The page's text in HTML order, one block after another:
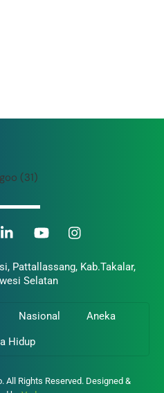
Pattallassang, Kab.Takalar,
Selatan
Nasional Aneka
Hidup
All Rights Reserved. Designed &